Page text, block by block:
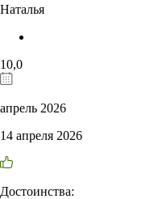
Наталья
10,0
апрель 2026
14 апреля 2026
Достоинства: